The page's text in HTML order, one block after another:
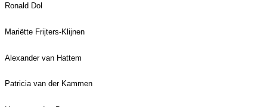
Ronald Dol
Mariëtte Frijters-Klijnen
Alexander van Hattem
Patricia van der Kammen